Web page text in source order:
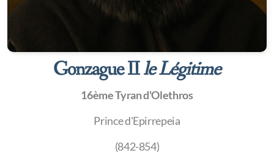
Gonzague IIle Légitime
16ème Tyran d'Olethros
Prince d'Epirrepeia
(842-854)